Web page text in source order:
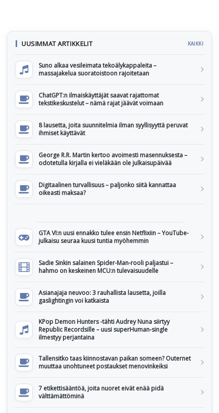
UUSIMMAT ARTIKKELIT KAIKKI
Suno alkaa vesileimata tekoälykappaleita –
massajakelua suoratoistoon rajoitetaan
ChatGPT:n ilmaiskäyttäjät saavat rajattomat
tekstikeskustelut – nämä rajat jäävät voimaan
8 lausetta, joita suunnitelmia ilman syyllisyyttä peruvat
ihmiset käyttävät
George R.R. Martin kertoo avoimesti masennuksesta –
odotetulla kirjalla ei vieläkään ole julkaisupäivää
Digitaalinen turvallisuus – paljonko siitä kannattaa
oikeasti maksaa?
GTA VI:n uusi ennakko tulee ensin Netflixiin – YouTube-
julkaisu seuraa kuusi tuntia myöhemmin
Sadie Sinkin salainen Spider-Man-rooli paljastui –
hahmo on keskeinen MCU:n tulevaisuudelle
Asianajaja neuvoo: 3 rauhallista lausetta, joilla
gaslightingin voi katkaista
KPop Demon Hunters -tähti Audrey Nuna siirtyy
Republic Recordsille – uusi superHuman-single
ilmestyy perjantaina
Tallensitko taas kiinnostavan paikan someen? Outernet
muuttaa unohtuneet postaukset menovinkeiksi
7 etikettisääntöä, joita nuoret eivät enää pidä
välttämättöminä